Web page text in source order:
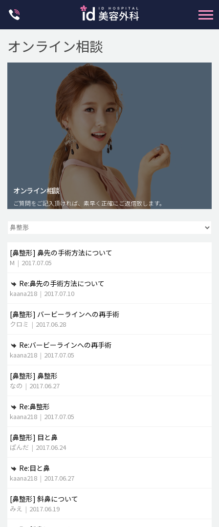
脂肪注入(アンチエイジング)
豊胸手術・バストアップ
メンズ整形
idリアルストーリー
idニュース
安全整形
ご相談のお問い合わせ
オンライン相談
オンライン相談
ご質問をご記入頂ければ、素早く正確にご返信致します。
[鼻整形] 鼻先の手術方法について
M | 2017.07.05
Re:鼻先の手術方法について
kaana218 | 2017.07.10
[鼻整形] バービーラインへの再手術
クロミ | 2017.06.28
Re:バービーラインへの再手術
kaana218 | 2017.07.05
[鼻整形] 鼻整形
なの | 2017.06.27
Re:鼻整形
kaana218 | 2017.07.05
[鼻整形] 目と鼻
ぱんだ | 2017.06.24
Re:目と鼻
kaana218 | 2017.06.27
[鼻整形] 斜鼻について
みえ | 2017.06.19